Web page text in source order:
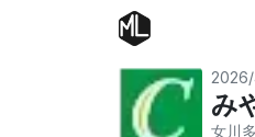
2026/
み
女川